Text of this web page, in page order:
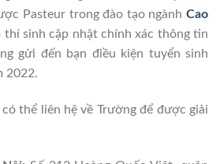
Pasteur trong đào tạo ngành Cao
thí sinh cập nhật chính xác thông tin
gửi đến bạn điều kiện tuyển sinh
2022.
thể liên hệ về Trường để được giải